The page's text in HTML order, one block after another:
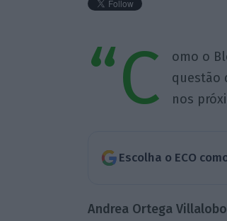
“C
omo o
questão
nos
Escolha o ECO
Andrea Ortega